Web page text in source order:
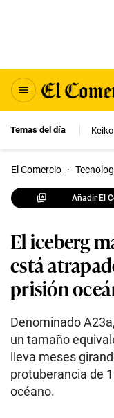
Temas del día
El Comercio ·
Añadir El
El iceberg
está
prisión
Denominado
un tamaño
lleva meses
protuberancia de
océano.